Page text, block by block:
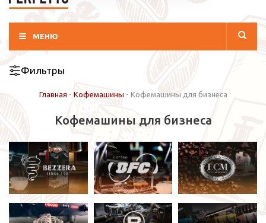
МЕНЮ
Фильтры
Главная - Кофемашины - Кофемашины для бизнеса
Кофемашины для бизнеса